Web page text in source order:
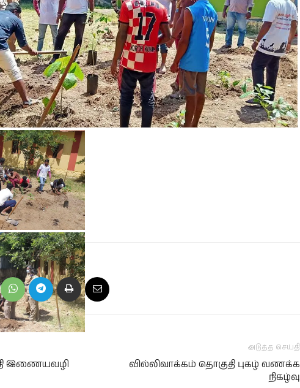
இணையவழி
அடுத்த செய்தி
வில்லிவாக்கம் தொகுதி புகழ் வணக்க
நிகழ்வு